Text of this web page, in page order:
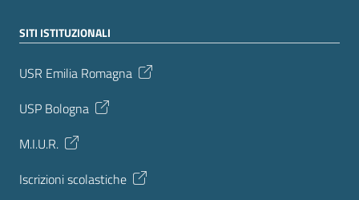
SITI ISTITUZIONALI
USR Emilia Romagna
USP Bologna
M.I.U.R.
Iscrizioni scolastiche